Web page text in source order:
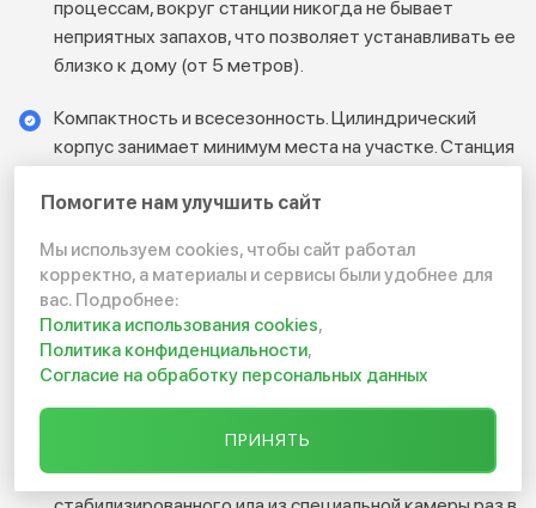
процессам, вокруг станции никогда не бывает
неприятных запахов, что позволяет устанавливать ее
близко к дому (от 5 метров).
Компактность и всесезонность. Цилиндрический
корпус занимает минимум места на участке. Станция
полипропилена не подвержен коррозии и рассчитан
на срок службы более 50 лет. Гарантия на корпус — 5
лет.
Энергоэффективность. Компрессор потребляет
Простое обслуживание. Не требует частой откачки
ассенизатором. Основное обслуживание — удаление
Помогите нам улучшить сайт
Мы используем cookies, чтобы сайт работал
корректно, а материалы и сервисы были удобнее для
вас. Подробнее:
Политика использования cookies,
Политика конфиденциальности,
Согласие на обработку персональных данных
ПРИНЯТЬ